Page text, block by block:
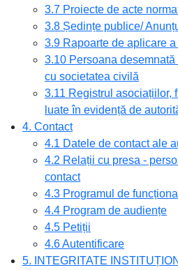
3.7 Proiecte de acte
3.8 Ședințe publice/
3.9 Rapoarte de aplicare
3.10 Persoana
cu societatea civilă
3.11 Registrul asociațiilor,
luate în evidență de
4. Contact
4.1 Datele de contact ale
4.2 Relații cu presa -
contact
4.3 Programul de
4.4 Program de audiențe
4.5 Petiții
4.6 Autentificare
5. INTEGRITATE